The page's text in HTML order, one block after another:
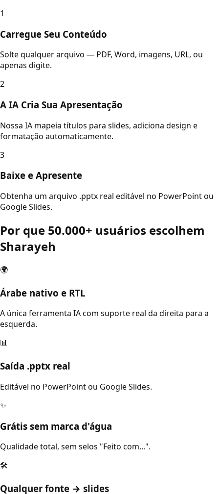
1
Carregue Seu Conteúdo
Solte qualquer arquivo — PDF, Word, imagens, URL, ou
apenas digite.
2
A IA Cria Sua Apresentação
Nossa IA mapeia títulos para slides, adiciona design e
formatação automaticamente.
3
Baixe e Apresente
Obtenha um arquivo .pptx real editável no PowerPoint ou
Google Slides.
Por que 50.000+ usuários escolhem
Sharayeh
🌍
Árabe nativo e RTL
A única ferramenta IA com suporte real da direita para a
esquerda.
📊
Saída .pptx real
Editável no PowerPoint ou Google Slides.
✨
Grátis sem marca d'água
Qualidade total, sem selos "Feito com...".
🛠️
Qualquer fonte → slides